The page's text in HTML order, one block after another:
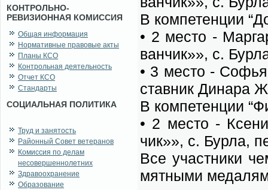
КОНТРОЛЬНО-
РЕВИЗИОННАЯ КОМИССИЯ
Общая информация
Нормативные правовые акты
Планы КСО
Контрольная деятельность
Отчет КСО
Стандарты
СОЦИАЛЬНАЯ ПОЛИТИКА
Труд и занятость
Районный Совет ветеранов
Комиссия по делам
несовершеннолетних
Здравоохранение
Образование
В ком­пе­тен­ции
• 2 ме­сто -
ван­чик»», с.
• 3 ме­сто -
став­ник Ди­на­ра
В ком­пе­тен­ции
• 2 ме­сто -
чик»», с. Бур­ла,
Все участ­ни­ки
мят­ны­ми